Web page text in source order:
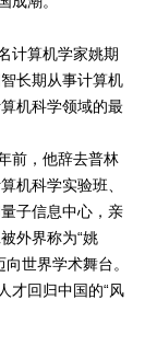
计算机学家姚期
长期从事计算机
机科学领域的最
前，他辞去普林
机科学实验班、
子信息中心，亲
外界称为“姚
世界学术舞台。
才回归中国的“风